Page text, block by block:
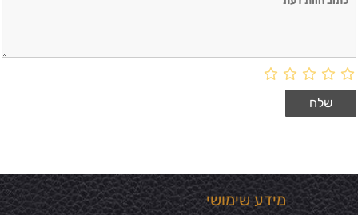
מידע שימושי